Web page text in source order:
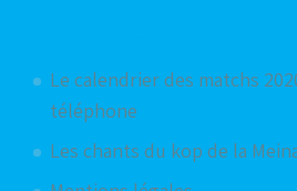
Le calendrier des matchs
téléphone
Les chants du kop de la